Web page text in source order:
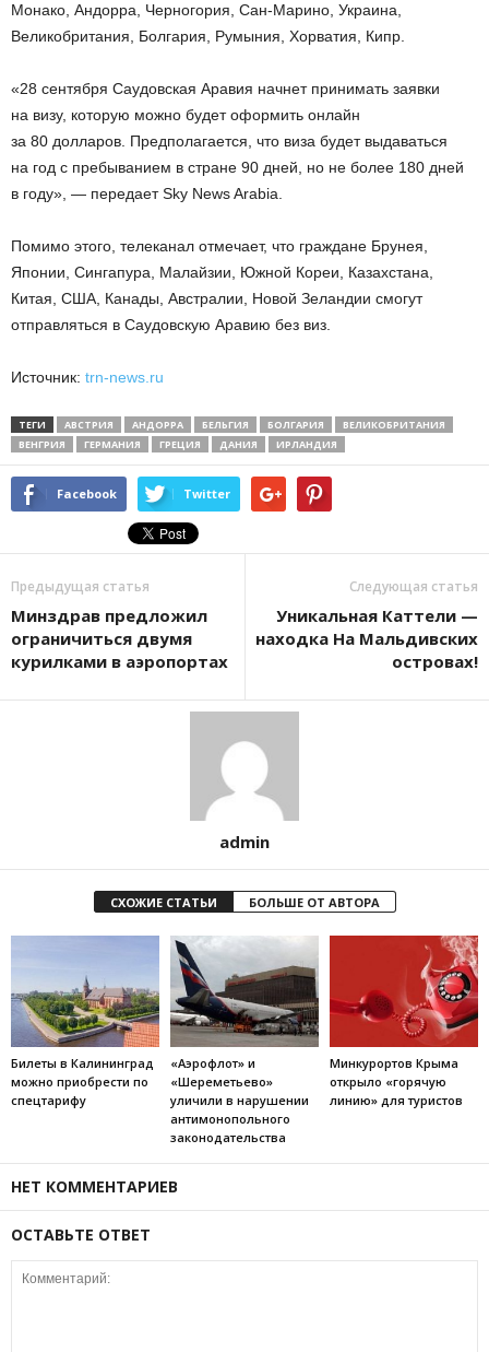
Монако, Андорра, Черногория, Сан-Марино, Украина,
Великобритания, Болгария, Румыния, Хорватия, Кипр.
«28 сентября Саудовская Аравия начнет принимать заявки
на визу, которую можно будет оформить онлайн
за 80 долларов. Предполагается, что виза будет выдаваться
на год с пребыванием в стране 90 дней, но не более 180 дней
в году», — передает Sky News Arabia.
Помимо этого, телеканал отмечает, что граждане Брунея,
Японии, Сингапура, Малайзии, Южной Кореи, Казахстана,
Китая, США, Канады, Австралии, Новой Зеландии смогут
отправляться в Саудовскую Аравию без виз.
Источник: trn-news.ru
ТЕГИ АВСТРИЯ АНДОРРА БЕЛЬГИЯ БОЛГАРИЯ
ВЕЛИКОБРИТАНИЯ
ВЕНГРИЯ
ГЕРМАНИЯ ГРЕЦИЯ ДАНИЯ ИРЛАНДИЯ
Facebook Twitter
Предыдущая статья
Минздрав предложил
ограничиться двумя
курилками в аэропортах
Следующая статья
Уникальная Каттели —
находка На Мальдивских
островах!
admin
СХОЖИЕ СТАТЬИ БОЛЬШЕ ОТ АВТОРА
Билеты в Калининград
можно приобрести по
спецтарифу
«Аэрофлот» и
«Шереметьево»
уличили в нарушении
антимонопольного
законодательства
Минкурортов Крыма
открыло «горячую
линию» для туристов
НЕТ КОММЕНТАРИЕВ
ОСТАВЬТЕ ОТВЕТ